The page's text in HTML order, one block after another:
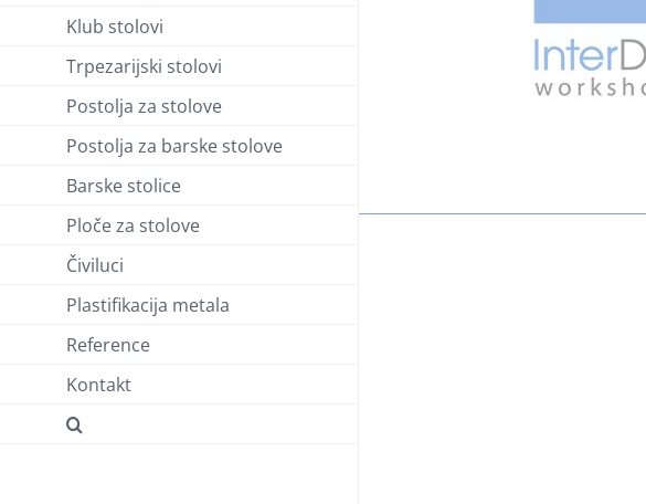
Klub stolovi
Trpezarijski stolovi
Postolja za stolove
Postolja za barske stolove
Barske stolice
Ploče za stolove
Čiviluci
Plastifikacija metala
Reference
Kontakt